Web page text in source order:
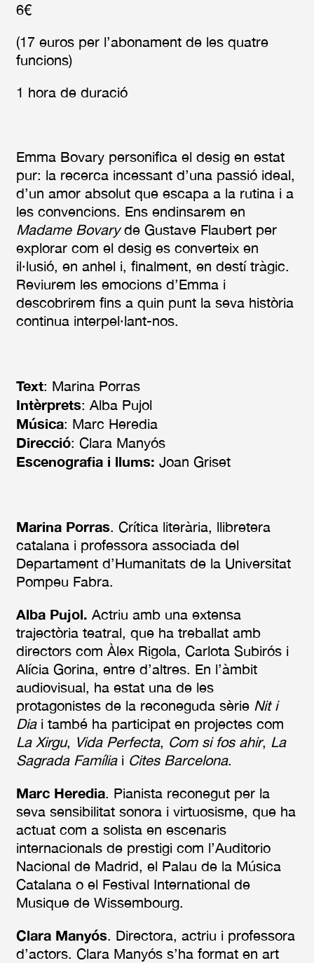
6€
(17 euros per l’abonament de les quatre
funcions)
1 hora de duració
Emma Bovary personifica el desig en estat
pur: la recerca incessant d’una passió ideal,
d’un amor absolut que escapa a la rutina i a
les convencions. Ens endinsarem en
Madame Bovaryde Gustave Flaubert per
explorar com el desig es converteix en
il·lusió, en anhel i, finalment, en destí tràgic.
Reviurem les emocions d’Emma i
descobrirem fins a quin punt la seva història
continua interpel·lant-nos.
Text: Marina Porras
Intèrprets: Alba Pujol
Música: Marc Heredia
Direcció: Clara Manyós
Escenografia i llums: Joan Griset
Marina Porras. Crítica literària, llibretera
catalana i professora associada del
Departament d’Humanitats de la Universitat
Pompeu Fabra.
Alba Pujol. Actriu amb una extensa
trajectòria teatral, que ha treballat amb
directors com Àlex Rigola, Carlota Subirós i
Alícia Gorina, entre d’altres. En l’àmbit
audiovisual, ha estat una de les
protagonistes de la reconeguda sèrie Nit i
Diai també ha participat en projectes com
La Xirgu, Vida Perfecta, Com si fos ahir, La
Sagrada Famíliai Cites Barcelona.
Marc Heredia. Pianista reconegut per la
seva sensibilitat sonora i virtuosisme, que ha
actuat com a solista en escenaris
internacionals de prestigi com l’Auditorio
Nacional de Madrid, el Palau de la Música
Catalana o el Festival International de
Musique de Wissembourg.
Clara Manyós. Directora, actriu i professora
d’actors. Clara Manyós s’ha format en art